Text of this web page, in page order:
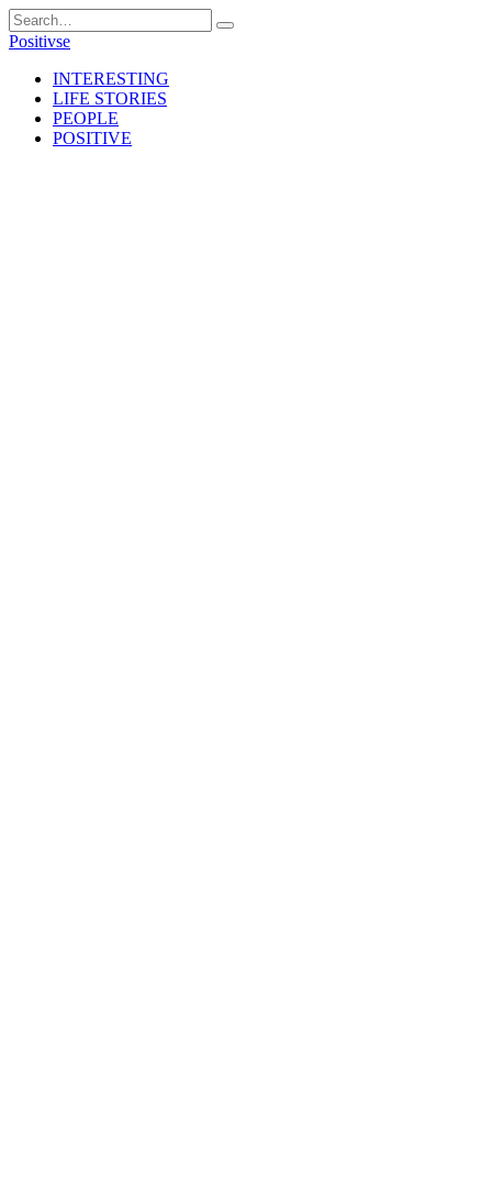
Skip
to
Search
for:
Positivse
INTERESTING
LIFE STORIES
PEOPLE
POSITIVE